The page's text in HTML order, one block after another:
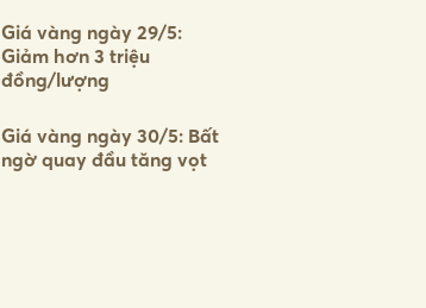
Giá vàng ngày 29/5:
Giảm hơn 3 triệu
đồng/lượng
Giá vàng ngày 30/5: Bất
ngờ quay đầu tăng vọt